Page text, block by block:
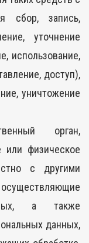
сбор, запись,
уточнение
использование,
доступ),
уничтожение
орган,
или физическое
с другими
а также
данных,